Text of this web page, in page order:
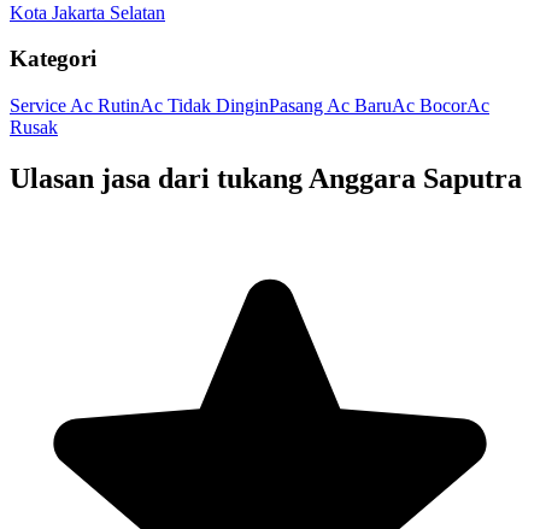
Kota Jakarta Selatan
Kategori
Service Ac RutinAc Tidak DinginPasang Ac BaruAc BocorAc
Rusak
Ulasan jasa dari tukang Anggara Saputra